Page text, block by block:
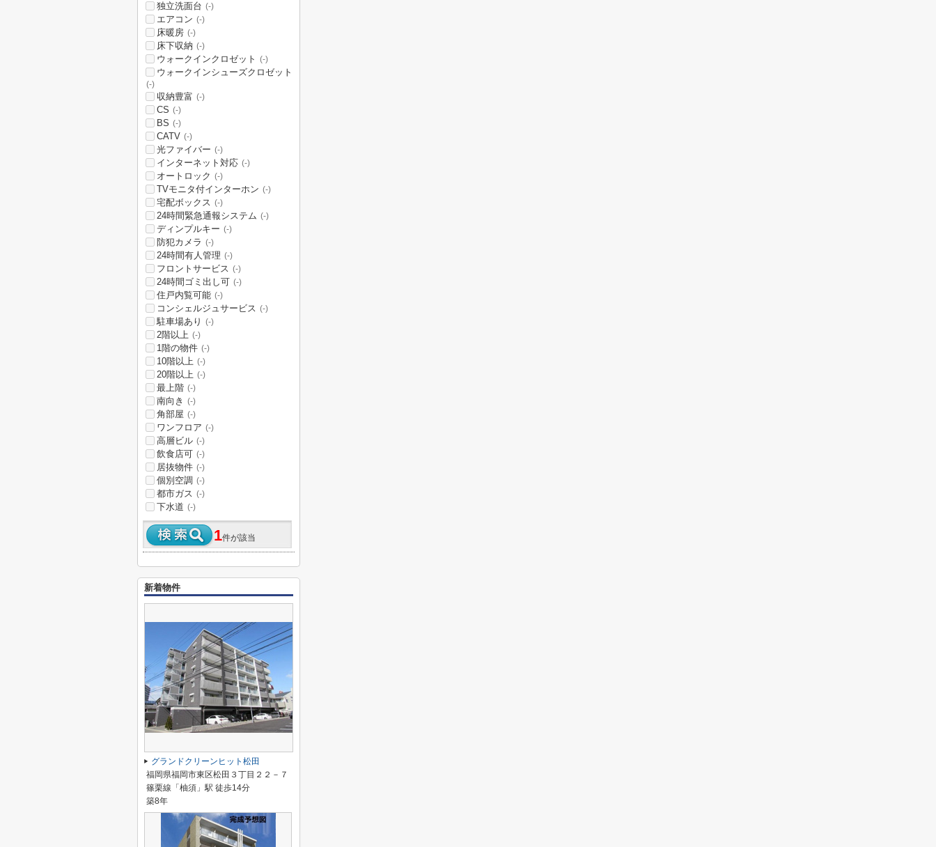
独立洗面台 (-)
エアコン (-)
床暖房 (-)
床下収納 (-)
ウォークインクロゼット (-)
ウォークインシューズクロゼット
(-)
収納豊富 (-)
CS (-)
BS (-)
CATV (-)
光ファイバー (-)
インターネット対応 (-)
オートロック (-)
TVモニタ付インターホン (-)
宅配ボックス (-)
24時間緊急通報システム (-)
ディンプルキー (-)
防犯カメラ (-)
24時間有人管理 (-)
フロントサービス (-)
24時間ゴミ出し可 (-)
住戸内覧可能 (-)
コンシェルジュサービス (-)
駐車場あり (-)
2階以上 (-)
1階の物件 (-)
10階以上 (-)
20階以上 (-)
最上階 (-)
南向き (-)
角部屋 (-)
ワンフロア (-)
高層ビル (-)
飲食店可 (-)
居抜物件 (-)
個別空調 (-)
都市ガス (-)
下水道 (-)
1件が該当
新着物件
グランドクリーンヒット松田
福岡県福岡市東区松田３丁目２２－７
篠栗線「柚須」駅 徒歩14分
築8年